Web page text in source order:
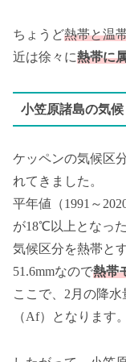
ちょうど熱帯と温
近は徐々に熱帯に
小笠原諸島の気候
ケッペンの気候区
れてきました。
平年値（1991～
が18℃以上となっ
気候区分を熱帯と
51.6mmなので熱帯
ここで、2月の降
（Af）となります。